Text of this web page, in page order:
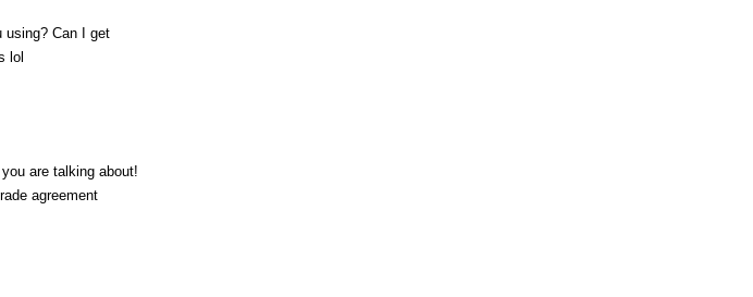
using? Can I get
lol
are talking about!
agreement